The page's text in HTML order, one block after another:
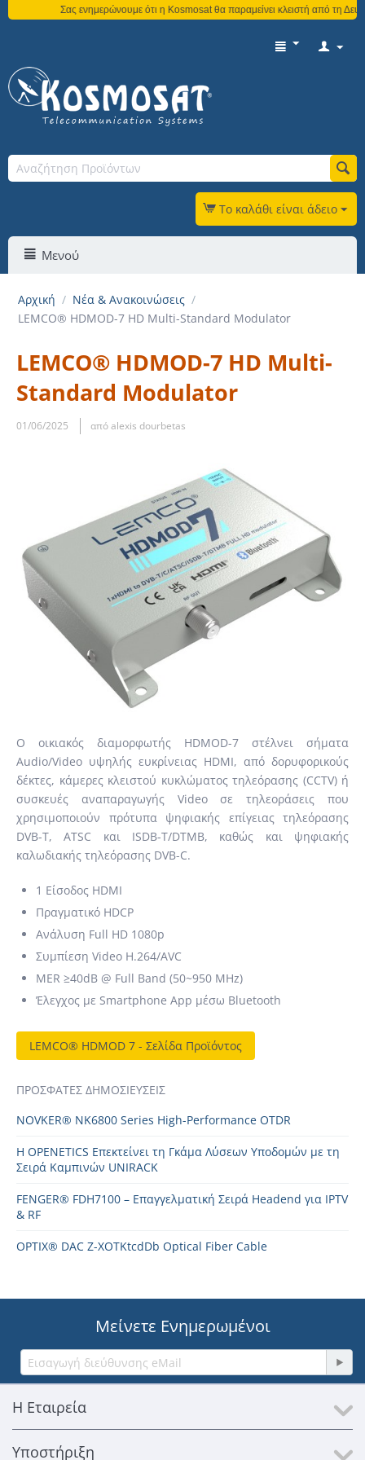
Σας ενημερώνουμε ότι η Kosmosat θα παραμείνει κλειστή από τη
Το καλάθι είναι άδειο
Μενού
Αρχική / Νέα & Ανακοινώσεις /
LEMCO® HDMOD-7 HD Multi-Standard Modulator
LEMCO® HDMOD-7 HD Multi-
Standard Modulator
01/06/2025 από alexis dourbetas
Ο οικιακός διαμορφωτής HDMOD-7 στέλνει σήματα
Audio/Video υψηλής ευκρίνειας HDMI, από δορυφορικούς
δέκτες, κάμερες κλειστού κυκλώματος τηλεόρασης (CCTV) ή
συσκευές αναπαραγωγής Video σε τηλεοράσεις που
χρησιμοποιούν πρότυπα ψηφιακής επίγειας τηλεόρασης
DVB-T, ATSC και ISDB-T/DTMB, καθώς και ψηφιακής
καλωδιακής τηλεόρασης DVB-C.
1 Είσοδος HDMI
Πραγματικό HDCP
Ανάλυση Full HD 1080p
Συμπίεση Video H.264/AVC
MER ≥40dB @ Full Band (50~950 MHz)
Έλεγχος με Smartphone App μέσω Bluetooth
LEMCO® HDMOD 7 - Σελίδα Προϊόντος
ΠΡΌΣΦΑΤΕΣ ΔΗΜΟΣΙΕΎΣΕΙΣ
NOVKER® NK6800 Series High-Performance OTDR
Η OPENETICS Επεκτείνει τη Γκάμα Λύσεων Υποδομών με τη
Σειρά Καμπινών UNIRACK
FENGER® FDH7100 – Επαγγελματική Σειρά Headend για IPTV
& RF
OPTIX® DAC Z-XOTKtcdDb Optical Fiber Cable
Μείνετε Ενημερωμένοι
Η Εταιρεία
Υποστήριξη